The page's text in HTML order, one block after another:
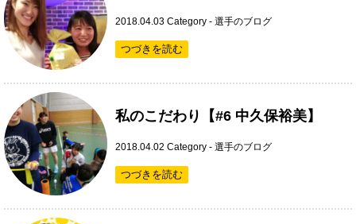
2018.04.03 Category - 選手のブログ
つづきを読む
私のこだわり【#6 中久保裕美】
2018.04.02 Category - 選手のブログ
つづきを読む